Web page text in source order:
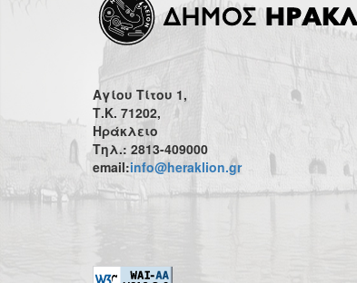
Αγίου Τίτου 1,
Τ.Κ. 71202,
Ηράκλειο
Τηλ.: 2813-409000
email:info@heraklion.gr